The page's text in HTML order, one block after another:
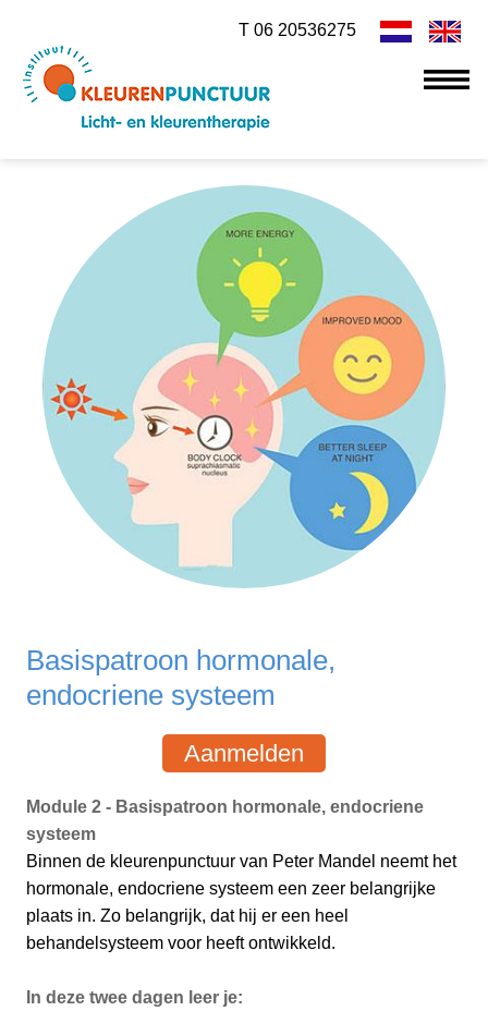
T 06 20536275
Basispatroon hormonale,
endocriene systeem
Aanmelden
Module 2 - Basispatroon hormonale, endocriene
systeem
Binnen de kleurenpunctuur van Peter Mandel neemt het
hormonale, endocriene systeem een zeer belangrijke
plaats in. Zo belangrijk, dat hij er een heel
behandelsysteem voor heeft ontwikkeld.
In deze twee dagen leer je: